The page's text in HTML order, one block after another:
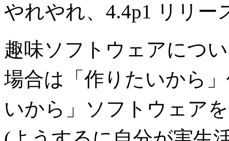
やれやれ、4.4p1 リリー
趣味ソフトウェアにつ
場合は「作りたいから
いから」ソフトウェア